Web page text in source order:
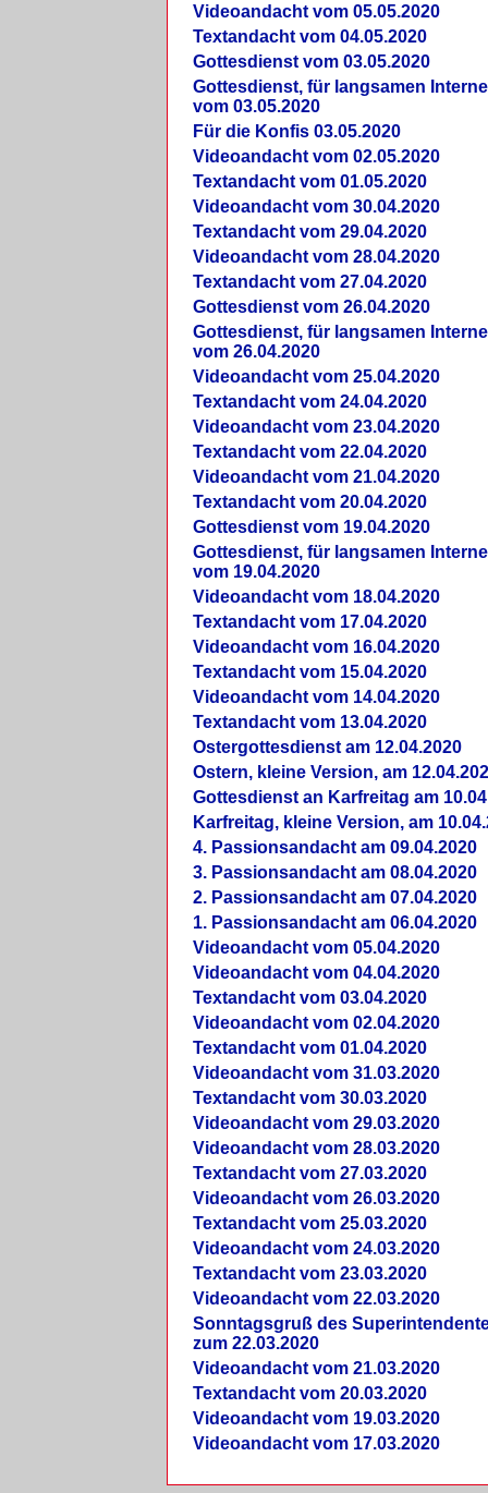
Videoandacht vom 05.05.2020
Textandacht vom 04.05.2020
Gottesdienst vom 03.05.2020
Gottesdienst, für langsamen
vom 03.05.2020
Für die Konfis 03.05.2020
Videoandacht vom 02.05.2020
Textandacht vom 01.05.2020
Videoandacht vom 30.04.2020
Textandacht vom 29.04.2020
Videoandacht vom 28.04.2020
Textandacht vom 27.04.2020
Gottesdienst vom 26.04.2020
Gottesdienst, für langsamen
vom 26.04.2020
Videoandacht vom 25.04.2020
Textandacht vom 24.04.2020
Videoandacht vom 23.04.2020
Textandacht vom 22.04.2020
Videoandacht vom 21.04.2020
Textandacht vom 20.04.2020
Gottesdienst vom 19.04.2020
Gottesdienst, für langsamen
vom 19.04.2020
Videoandacht vom 18.04.2020
Textandacht vom 17.04.2020
Videoandacht vom 16.04.2020
Textandacht vom 15.04.2020
Videoandacht vom 14.04.2020
Textandacht vom 13.04.2020
Ostergottesdienst am 12.04.2020
Ostern, kleine Version, am
Gottesdienst an Karfreitag am
Karfreitag, kleine Version, am
4. Passionsandacht am 09.04.2020
3. Passionsandacht am 08.04.2020
2. Passionsandacht am 07.04.2020
1. Passionsandacht am 06.04.2020
Videoandacht vom 05.04.2020
Videoandacht vom 04.04.2020
Textandacht vom 03.04.2020
Videoandacht vom 02.04.2020
Textandacht vom 01.04.2020
Videoandacht vom 31.03.2020
Textandacht vom 30.03.2020
Videoandacht vom 29.03.2020
Videoandacht vom 28.03.2020
Textandacht vom 27.03.2020
Videoandacht vom 26.03.2020
Textandacht vom 25.03.2020
Videoandacht vom 24.03.2020
Textandacht vom 23.03.2020
Videoandacht vom 22.03.2020
Sonntagsgruß des
zum 22.03.2020
Videoandacht vom 21.03.2020
Textandacht vom 20.03.2020
Videoandacht vom 19.03.2020
Videoandacht vom 17.03.2020